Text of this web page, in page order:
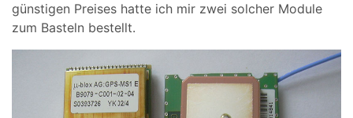
günstigen Preises hatte ich mir zwei solcher Module
zum Basteln bestellt.